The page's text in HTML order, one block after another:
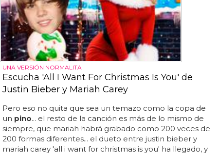
UNA VERSIÓN NORMALITA
Escucha 'All I Want For Christmas Is You' de
Justin Bieber y Mariah Carey
Pero eso no quita que sea un temazo como la copa de
un pino... el resto de la canción es más de lo mismo de
siempre, que mariah habrá grabado como 200 veces de
200 formas diferentes... el dueto entre justin bieber y
mariah carey 'all i want for christmas is you' ha llegado, y